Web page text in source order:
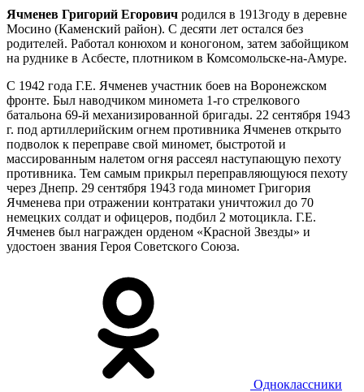
Ячменев Григорий Егорович родился в 1913году в деревне
Мосино (Каменский район). С десяти лет остался без
родителей. Работал конюхом и коногоном, затем забойщиком
на руднике в Асбесте, плотником в Комсомольске-на-Амуре.
С 1942 года Г.Е. Ячменев участник боев на Воронежском
фронте. Был наводчиком миномета 1-го стрелкового
батальона 69-й механизированной бригады. 22 сентября 1943
г. под артиллерийским огнем противника Ячменев открыто
подволок к переправе свой миномет, быстротой и
массированным налетом огня рассеял наступающую пехоту
противника. Тем самым прикрыл переправляющуюся пехоту
через Днепр. 29 сентября 1943 года миномет Григория
Ячменева при отражении контратаки уничтожил до 70
немецких солдат и офицеров, подбил 2 мотоцикла. Г.Е.
Ячменев был награжден орденом «Красной Звезды» и
удостоен звания Героя Советского Союза.
Одноклассники